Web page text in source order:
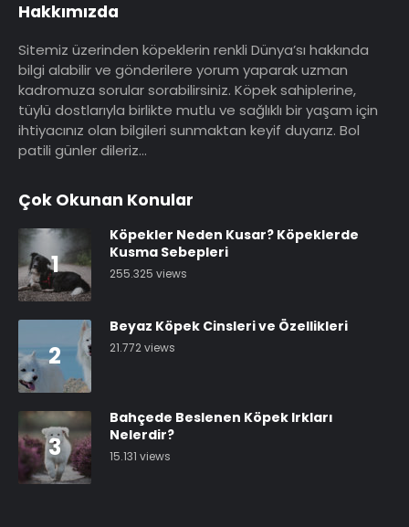
Hakkımızda
Sitemiz üzerinden köpeklerin renkli Dünya’sı hakkında
bilgi alabilir ve gönderilere yorum yaparak uzman
kadromuza sorular sorabilirsiniz. Köpek sahiplerine,
tüylü dostlarıyla birlikte mutlu ve sağlıklı bir yaşam için
ihtiyacınız olan bilgileri sunmaktan keyif duyarız. Bol
patili günler dileriz…
Çok Okunan Konular
1
Köpekler Neden Kusar? Köpeklerde
Kusma Sebepleri
255.325 views
2
Beyaz Köpek Cinsleri ve Özellikleri
21.772 views
3
Bahçede Beslenen Köpek Irkları
Nelerdir?
15.131 views